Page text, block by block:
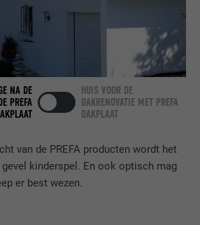
van de PREFA producten wordt het
gevel kinderspel. En ook optisch mag
er best wezen.
NA DE
PREFA
HUIS VOOR DE
DAKRENOVATIE MET PREFA
DAKPLAAT
door de socialnetworking-dienst
ingebedde diensten.